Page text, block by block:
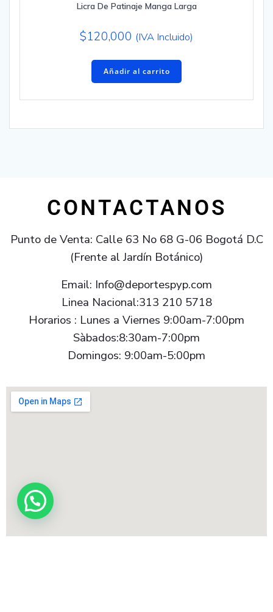
Licra De Patinaje Manga Larga
$120,000 (IVA Incluido)
Añadir al carrito
CONTACTANOS
Punto de Venta: Calle 63 No 68 G-06 Bogotá D.C
(Frente al Jardín Botánico)
Email: Info@deportespyp.com
Linea Nacional:313 210 5718
Horarios : Lunes a Viernes 9:00am-7:00pm
Sàbados:8:30am-7:00pm
Domingos: 9:00am-5:00pm